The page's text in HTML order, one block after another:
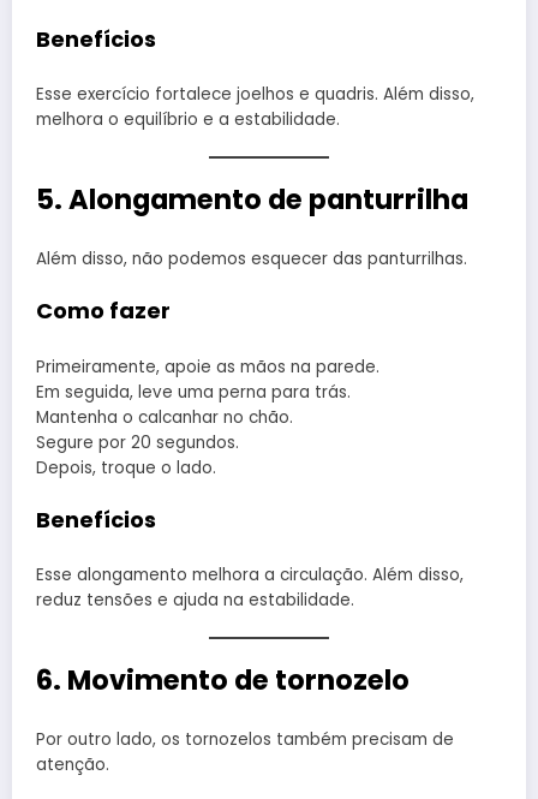
Benefícios
Esse exercício fortalece joelhos e quadris. Além disso,
melhora o equilíbrio e a estabilidade.
5. Alongamento de panturrilha
Além disso, não podemos esquecer das panturrilhas.
Como fazer
Primeiramente, apoie as mãos na parede.
Em seguida, leve uma perna para trás.
Mantenha o calcanhar no chão.
Segure por 20 segundos.
Depois, troque o lado.
Benefícios
Esse alongamento melhora a circulação. Além disso,
reduz tensões e ajuda na estabilidade.
6. Movimento de tornozelo
Por outro lado, os tornozelos também precisam de
atenção.